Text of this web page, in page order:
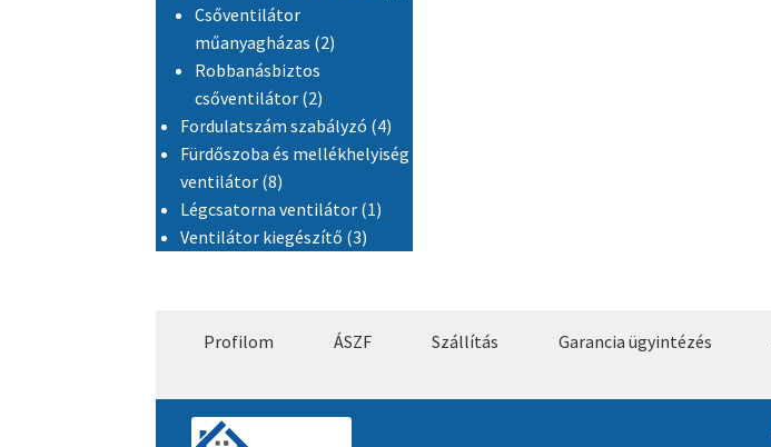
Csőventilátor
műanyagházas 22 termék
Robbanásbiztos
csőventilátor 22 termék
Fordulatszám szabályzó 44 termék
Fürdőszoba és mellékhelyiség
ventilátor 88 termék
Légcsatorna ventilátor 11 termék
Ventilátor kiegészítő 33 termék
Profilom ÁSZF Szállítás Garancia ügyintézés